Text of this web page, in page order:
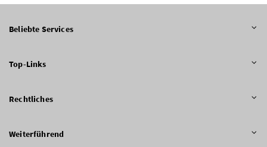
Beliebte Services
Top-Links
Rechtliches
Weiterführend